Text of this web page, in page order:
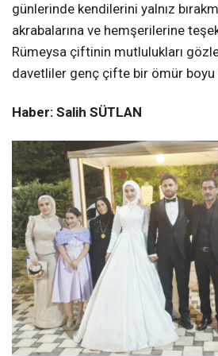
günlerinde kendilerini yalnız
akrabalarına ve hemşerilerine
Rümeysa çiftinin mutlulukları
davetliler genç çifte bir ömür
Haber: Salih SÜTLAN